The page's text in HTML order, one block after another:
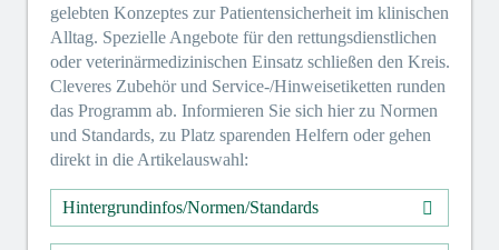
gelebten Konzeptes zur Patientensicherheit im klinischen
Alltag. Spezielle Angebote für den rettungsdienstlichen
oder veterinärmedizinischen Einsatz schließen den Kreis.
Cleveres Zubehör und Service-/Hinweisetiketten runden
das Programm ab. Informieren Sie sich hier zu Normen
und Standards, zu Platz sparenden Helfern oder gehen
direkt in die Artikelauswahl:
Hintergrundinfos/Normen/Standards